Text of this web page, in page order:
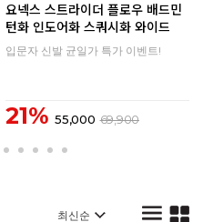
요넥스 스트라이더 플로우 배드민
턴화 인도어화 스쿼시화 와이드
입문자 신발 균일가 특가 이벤트!
21% 55,000 69,900